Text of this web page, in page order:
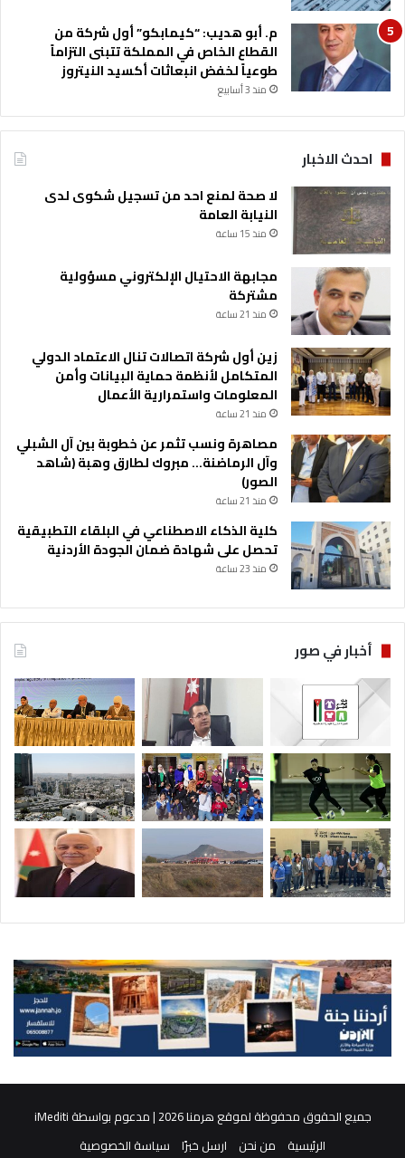
م. أبو هديب: “كيمابكو” أول شركة من
القطاع الخاص في المملكة تتبنى التزاماً
طوعياً لخفض انبعاثات أكسيد النيتروز
منذ 3 أسابيع
احدث الاخبار
لا صحة لمنع احد من تسجيل شكوى لدى
النيابة العامة
منذ 15 ساعة
مجابهة الاحتيال الإلكتروني مسؤولية
مشتركة
منذ 21 ساعة
زين أول شركة اتصالات تنال الاعتماد الدولي
المتكامل لأنظمة حماية البيانات وأمن
المعلومات واستمرارية الأعمال
منذ 21 ساعة
مصاهرة ونسب تثمر عن خطوبة بين آل الشبلي
وآل الرماضنة… مبروك لطارق وهبة (شاهد
الصور)
منذ 21 ساعة
كلية الذكاء الاصطناعي في البلقاء التطبيقية
تحصل على شهادة ضمان الجودة الأردنية
منذ 23 ساعة
أخبار في صور
جميع الحقوق محفوظة لموقع هرمنا 2026 | مدعوم بواسطة
iMediti
الرئيسية
من نحن ارسل خبرًا سياسة الخصوصية